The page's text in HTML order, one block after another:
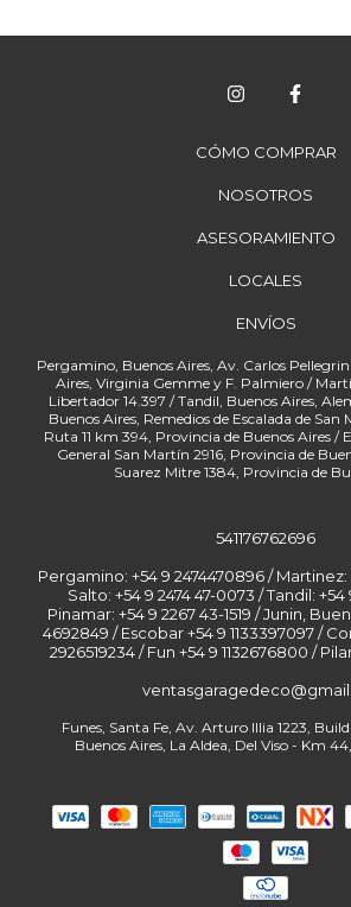
CÓMO COMPRAR
NOSOTROS
ASESORAMIENTO
LOCALES
ENVÍOS
541176762696
Pergamino: +54 9 2474470896 / Martinez:
Salto: +54 9 2474 47-0073 / Tandil:
Pinamar: +54 9 2267 43-1519 / Junin,
4692849 / Escobar +54 9 1133397097 /
2926519234 / Fun